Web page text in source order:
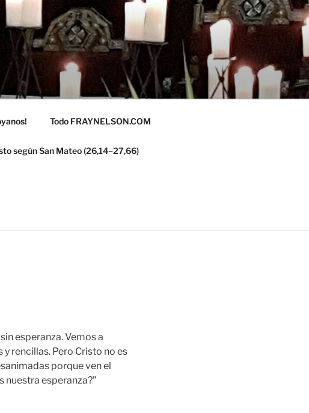
Todo FRAYNELSON.COM
según San Mateo (26,14–27,66)
esperanza. Vemos a
rencillas. Pero Cristo no es
porque ven el
nuestra esperanza?”